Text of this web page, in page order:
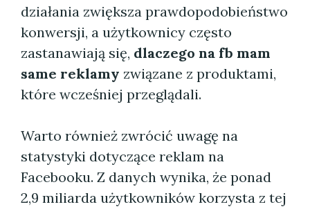
działania zwiększa prawdopodobieństwo
konwersji, a użytkownicy często
zastanawiają się, dlaczego na fb mam
same reklamy związane z produktami,
które wcześniej przeglądali.
Warto również zwrócić uwagę na
statystyki dotyczące reklam na
Facebooku. Z danych wynika, że ponad
2,9 miliarda użytkowników korzysta z tej